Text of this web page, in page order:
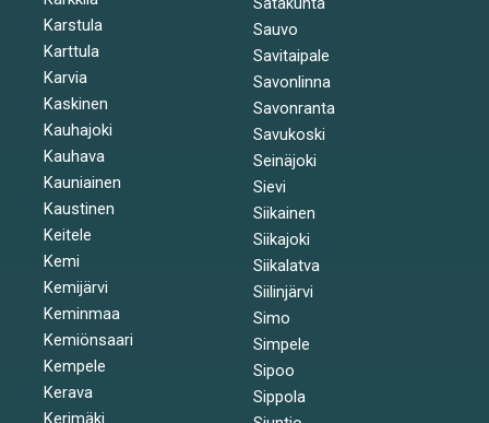
Karstula
Karttula
Karvia
Kaskinen
Kauhajoki
Kauhava
Kauniainen
Kaustinen
Keitele
Kemi
Kemijärvi
Keminmaa
Kemiönsaari
Kempele
Kerava
Kerimäki
Sauvo
Savitaipale
Savonlinna
Savonranta
Savukoski
Seinäjoki
Sievi
Siikainen
Siikajoki
Siikalatva
Siilinjärvi
Simo
Simpele
Sipoo
Sippola